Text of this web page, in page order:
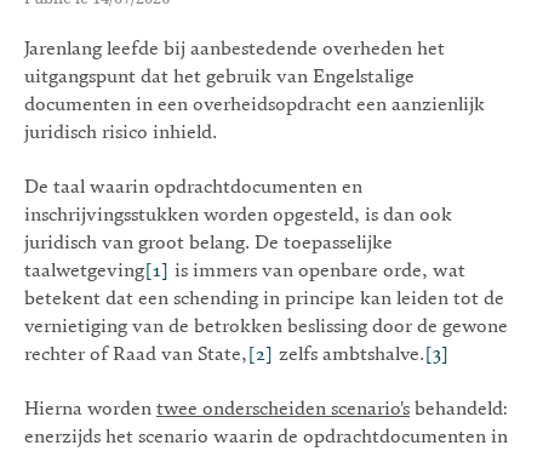
Jarenlang leefde bij aanbestedende overheden het
uitgangspunt dat het gebruik van Engelstalige
documenten in een overheidsopdracht een aanzienlijk
juridisch risico inhield.
De taal waarin opdrachtdocumenten en
inschrijvingsstukken worden opgesteld, is dan ook
juridisch van groot belang. De toepasselijke
taalwetgeving [1]
is immers van openbare orde, wat
betekent dat een schending in principe kan leiden tot de
vernietiging van de betrokken beslissing door de gewone
rechter of Raad van State, [2] zelfs ambtshalve. [3]
Hierna worden twee onderscheiden scenario's behandeld:
enerzijds het scenario waarin de opdrachtdocumenten in